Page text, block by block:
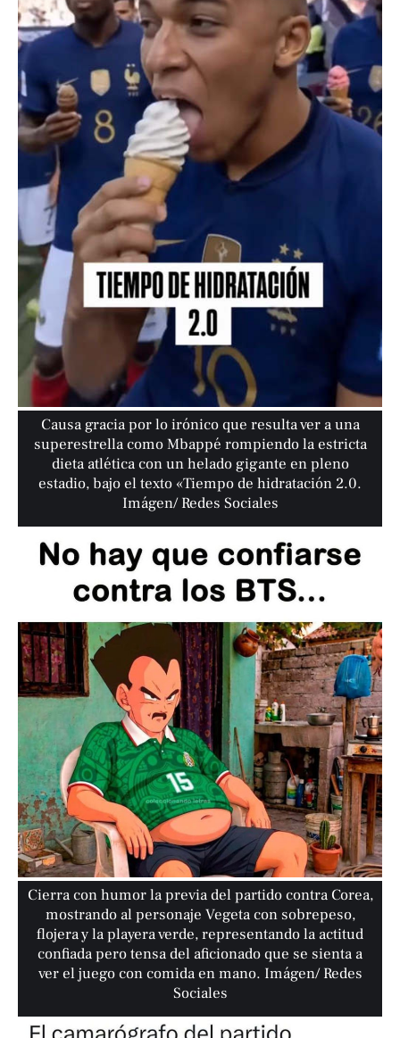
Causa gracia por lo irónico que resulta ver a una
superestrella como Mbappé rompiendo la estricta
dieta atlética con un helado gigante en pleno
estadio, bajo el texto «Tiempo de hidratación 2.0.
Imágen/ Redes Sociales
Cierra con humor la previa del partido contra Corea,
mostrando al personaje Vegeta con sobrepeso,
flojera y la playera verde, representando la actitud
confiada pero tensa del aficionado que se sienta a
ver el juego con comida en mano. Imágen/ Redes
Sociales